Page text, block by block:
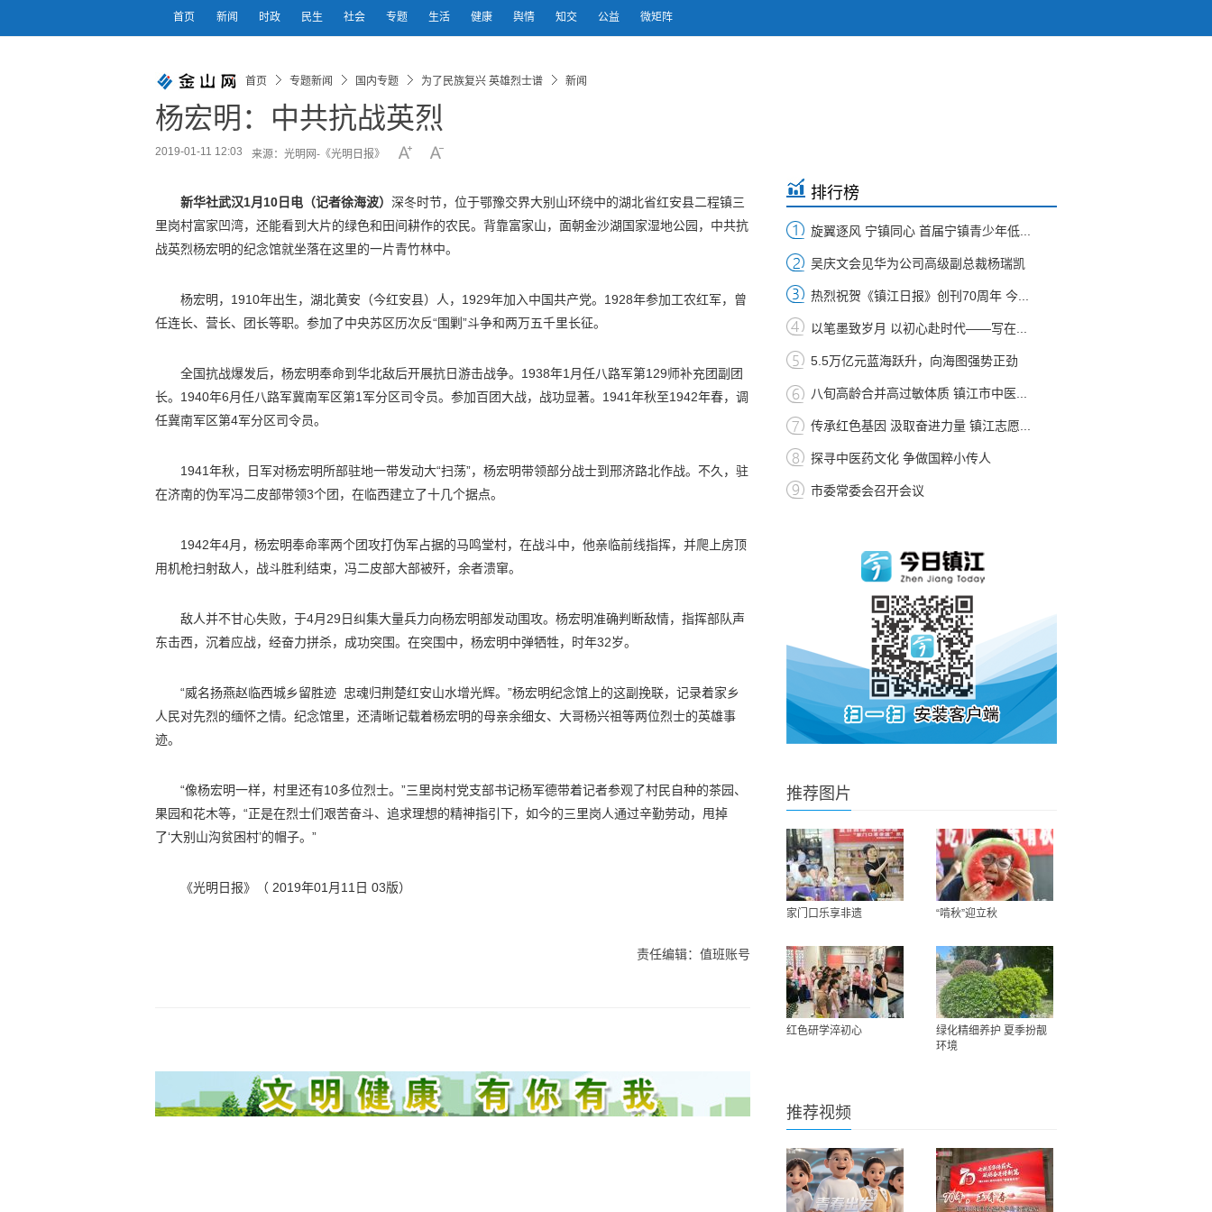
首页 新闻 时政 民生 社会 专题 生活 健康 舆情 知交 公益 微矩阵
首页 专题新闻 国内专题 为了民族复兴 英雄烈士谱 新闻
杨宏明：中共抗战英烈
2019-01-11 12:03 来源：光明网-《光明日报》
新华社武汉1月10日电（记者徐海波） 深冬时节，位于鄂豫交界大别山环绕中的湖北省红安县二程镇三
里岗村富家凹湾，还能看到大片的绿色和田间耕作的农民。背靠富家山，面朝金沙湖国家湿地公园，中共抗
战英烈杨宏明的纪念馆就坐落在这里的一片青竹林中。
杨宏明，1910年出生，湖北黄安（今红安县）人，1929年加入中国共产党。1928年参加工农红军，曾
任连长、营长、团长等职。参加了中央苏区历次反“围剿”斗争和两万五千里长征。
全国抗战爆发后，杨宏明奉命到华北敌后开展抗日游击战争。1938年1月任八路军第129师补充团副团
长。1940年6月任八路军冀南军区第1军分区司令员。参加百团大战，战功显著。1941年秋至1942年春，调
任冀南军区第4军分区司令员。
1941年秋，日军对杨宏明所部驻地一带发动大“扫荡”，杨宏明带领部分战士到邢济路北作战。不久，驻
在济南的伪军冯二皮部带领3个团，在临西建立了十几个据点。
1942年4月，杨宏明奉命率两个团攻打伪军占据的马鸣堂村，在战斗中，他亲临前线指挥，并爬上房顶
用机枪扫射敌人，战斗胜利结束，冯二皮部大部被歼，余者溃窜。
敌人并不甘心失败，于4月29日纠集大量兵力向杨宏明部发动围攻。杨宏明准确判断敌情，指挥部队声
东击西，沉着应战，经奋力拼杀，成功突围。在突围中，杨宏明中弹牺牲，时年32岁。
“威名扬燕赵临西城乡留胜迹 忠魂归荆楚红安山水增光辉。”杨宏明纪念馆上的这副挽联，记录着家乡
人民对先烈的缅怀之情。纪念馆里，还清晰记载着杨宏明的母亲余细女、大哥杨兴祖等两位烈士的英雄事
迹。
“像杨宏明一样，村里还有10多位烈士。”三里岗村党支部书记杨军德带着记者参观了村民自种的茶园、
果园和花木等，“正是在烈士们艰苦奋斗、追求理想的精神指引下，如今的三里岗人通过辛勤劳动，甩掉
了‘大别山沟贫困村’的帽子。”
《光明日报》（ 2019年01月11日 03版）
责任编辑：值班账号
排行榜
旋翼逐风 宁镇同心 首届宁镇青少年低...
吴庆文会见华为公司高级副总裁杨瑞凯
热烈祝贺《镇江日报》创刊70周年 今...
以笔墨致岁月 以初心赴时代——写在...
5.5万亿元蓝海跃升，向海图强势正劲
八旬高龄合并高过敏体质 镇江市中医...
传承红色基因 汲取奋进力量 镇江志愿...
探寻中医药文化 争做国粹小传人
市委常委会召开会议
推荐图片
家门口乐享非遗 “啃秋”迎立秋
红色研学淬初心
绿化精细养护 夏季扮靓
环境
推荐视频